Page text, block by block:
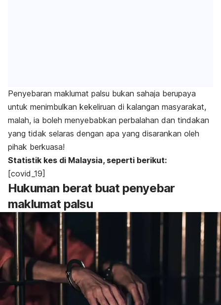
Penyebaran maklumat palsu bukan sahaja berupaya
untuk menimbulkan kekeliruan di kalangan masyarakat,
malah, ia boleh menyebabkan perbalahan dan tindakan
yang tidak selaras dengan apa yang disarankan oleh
pihak berkuasa!
Statistik kes di Malaysia, seperti berikut:
[covid_19]
Hukuman berat buat penyebar
maklumat palsu